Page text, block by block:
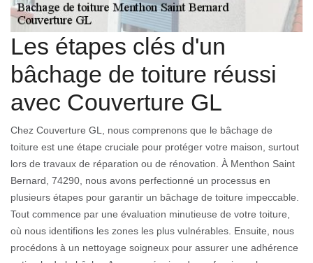
Les étapes clés d'un
bâchage de toiture réussi
avec Couverture GL
Chez Couverture GL, nous comprenons que le bâchage de
toiture est une étape cruciale pour protéger votre maison, surtout
lors de travaux de réparation ou de rénovation. À Menthon Saint
Bernard, 74290, nous avons perfectionné un processus en
plusieurs étapes pour garantir un bâchage de toiture impeccable.
Tout commence par une évaluation minutieuse de votre toiture,
où nous identifions les zones les plus vulnérables. Ensuite, nous
procédons à un nettoyage soigneux pour assurer une adhérence